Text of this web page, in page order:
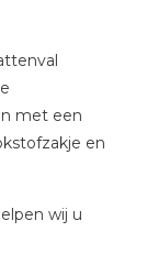
met een
en
wij u